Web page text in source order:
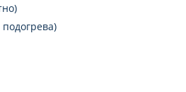
(до 100 чел.-платно)